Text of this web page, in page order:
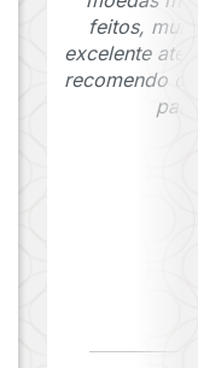
feitos,
excelente
recomendo o